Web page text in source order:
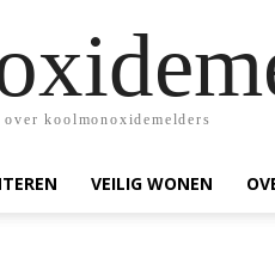
koolmonoxidemelders
VEILIG WONEN